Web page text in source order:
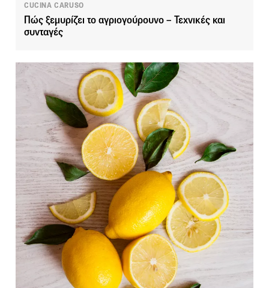
CUCINA CARUSO
Πώς ξεμυρίζει το αγριογούρουνο – Τεχνικές και
συνταγές